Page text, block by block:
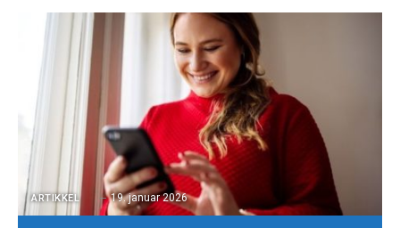
ARTIKKEL 19. januar 2026